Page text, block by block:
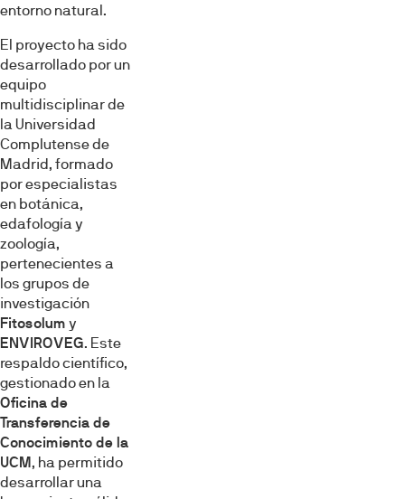
entorno natural.
El proyecto ha sido
desarrollado por un
equipo
multidisciplinar de
la Universidad
Complutense de
Madrid, formado
por especialistas
en botánica,
edafología y
zoología,
pertenecientes a
los grupos de
investigación
Fitosolum y
ENVIROVEG. Este
respaldo científico,
gestionado en la
Oficina de
Transferencia de
Conocimiento de la
UCM, ha permitido
desarrollar una